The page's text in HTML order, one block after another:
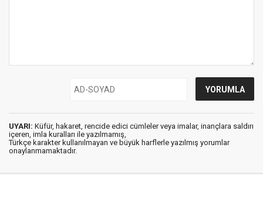
UYARI: Küfür, hakaret, rencide edici cümleler veya imalar, inançlara saldırı
içeren, imla kuralları ile yazılmamış,
Türkçe karakter kullanılmayan ve büyük harflerle yazılmış yorumlar
onaylanmamaktadır.